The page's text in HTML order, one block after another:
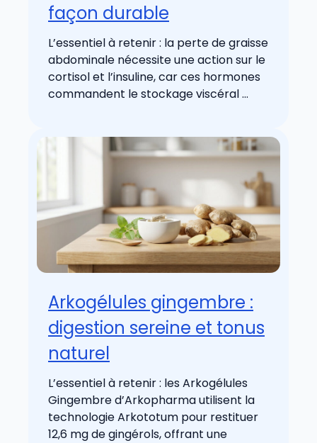
façon durable
L’essentiel à retenir : la perte de graisse
abdominale nécessite une action sur le
cortisol et l’insuline, car ces hormones
commandent le stockage viscéral ...
Arkogélules gingembre :
digestion sereine et tonus
naturel
L’essentiel à retenir : les Arkogélules
Gingembre d’Arkopharma utilisent la
technologie Arkototum pour restituer
12,6 mg de gingérols, offrant une